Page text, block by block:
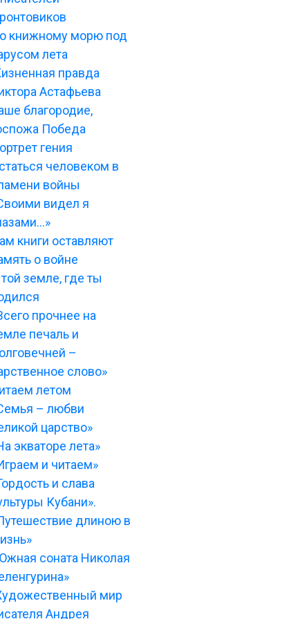
книжному морю под
лета
правда
Астафьева
благородие,
Победа
гения
человеком в
войны
видел я
книги оставляют
о войне
земле, где ты
прочнее на
печаль и
–
слово»
летом
– любви
царство»
экваторе лета»
и читаем»
и слава
Кубани».
длиною в
соната Николая
мир
Андрея